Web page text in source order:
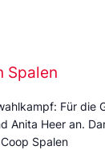
Spalen
Für die
Anita Heer an.
Spalen